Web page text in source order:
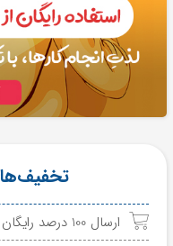
ارسال 100 درصد رایگان باسلام از محصولات منتخب